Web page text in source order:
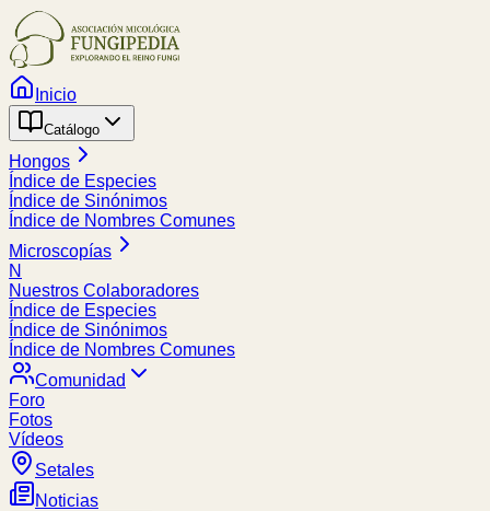
Inicio
Catálogo
Hongos
Índice de Especies
Índice de Sinónimos
Índice de Nombres Comunes
Microscopías
N
Nuestros Colaboradores
Índice de Especies
Índice de Sinónimos
Índice de Nombres Comunes
Comunidad
Foro
Fotos
Vídeos
Setales
Noticias